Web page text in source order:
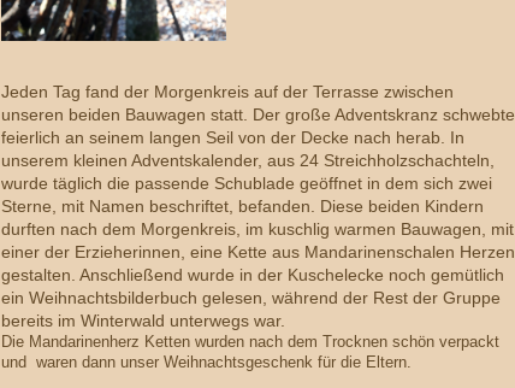
Jeden Tag fand der Morgenkreis auf der Terrasse zwischen
unseren beiden Bauwagen statt. Der große Adventskranz schwebte
feierlich an seinem langen Seil von der Decke nach herab. In
unserem kleinen Adventskalender, aus 24 Streichholzschachteln,
wurde täglich die passende Schublade geöffnet in dem sich zwei
Sterne, mit Namen beschriftet, befanden. Diese beiden Kindern
durften nach dem Morgenkreis, im kuschlig warmen Bauwagen, mit
einer der Erzieherinnen, eine Kette aus Mandarinenschalen Herzen
gestalten. Anschließend wurde in der Kuschelecke noch gemütlich
ein Weihnachtsbilderbuch gelesen, während der Rest der Gruppe
bereits im Winterwald unterwegs war.
Die Mandarinenherz Ketten wurden nach dem Trocknen schön verpackt
und waren dann unser Weihnachtsgeschenk für die Eltern.